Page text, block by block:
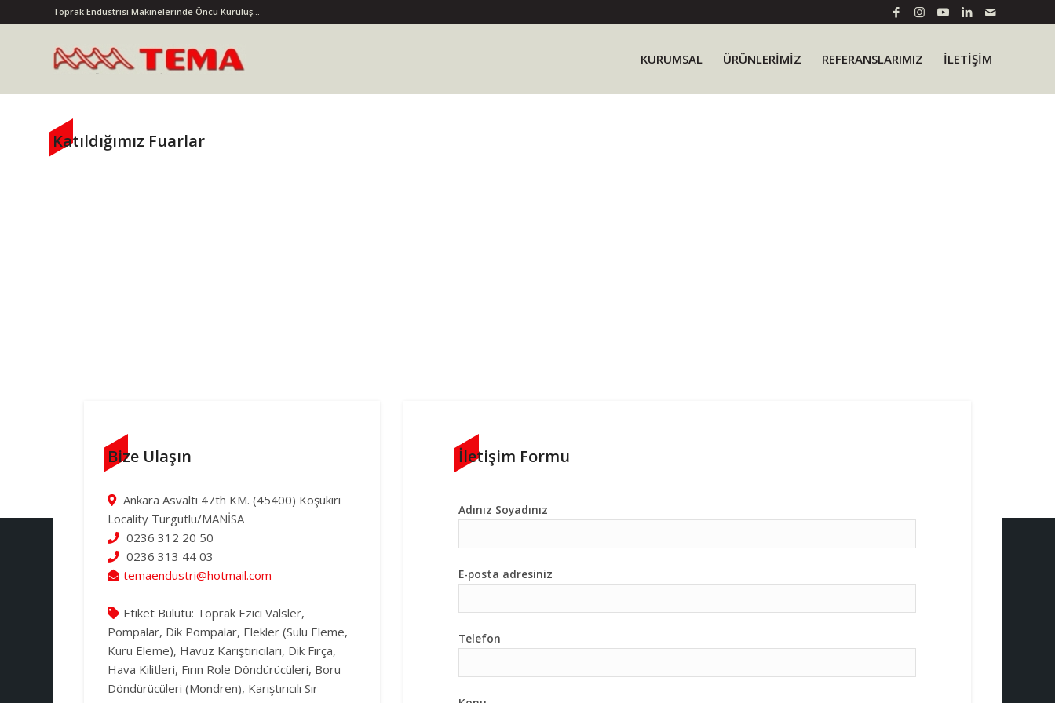
Toprak Endüstrisi Makinelerinde Öncü Kuruluş...
KURUMSAL ÜRÜNLERIMIZ REFERANSLARIMIZ İLETİŞİM
Katıldığımız Fuarlar
Bize Ulaşın
Ankara Asvaltı 47th KM. (45400) Koşukırı
Locality Turgutlu/MANİSA
0236 312 20 50
0236 313 44 03
temaendustri@hotmail.com
Etiket Bulutu: Toprak Ezici Valsler,
Pompalar, Dik Pompalar, Elekler (Sulu Eleme,
Kuru Eleme), Havuz Karıştırıcıları, Dik Fırça,
Hava Kilitleri, Fırın Role Döndürücüleri, Boru
Döndürücüleri (Mondren), Karıştırıcılı Sır
İletişim Formu
Adınız Soyadınız
E-posta adresiniz
Telefon